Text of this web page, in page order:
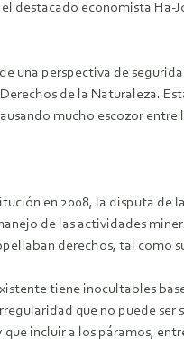
destacado economista Ha-
una perspectiva de
de la Naturaleza.
mucho escozor entre
en 2008, la disputa de
de las actividades
derechos, tal como
tiene inocultables
que no puede ser
incluir a los páramos,